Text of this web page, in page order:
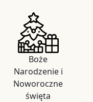
Boże
Narodzenie i
Noworoczne
święta